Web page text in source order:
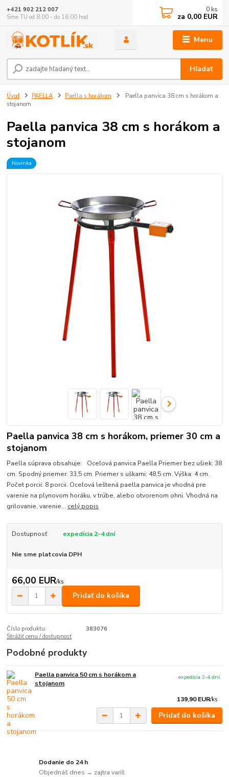
Menu
Hľadať
+421 902 212 007
Sme TU od 8:00 - do 16:00 hod
0 ks
za 0,00 EUR
Úvod PAELLA Paella s horákom
Paella panvica 38 cm s horákom a
stojanom
Paella panvica 38 cm s horákom a
stojanom
Novinka
Paella panvica 38 cm s horákom, priemer 30 cm a
stojanom
Paella súprava obsahuje: Oceľová panvica Paella Priemer bez ušiek: 38
cm. Spodný priemer: 33,5 cm. Priemer s uškami: 48,5 cm. Výška: 4 cm.
Počet porcii: 8 porcii. Oceľová leštená paella panvica je vhodná pre
varenie na plynovom horáku, v trúbe, alebo otvorenom ohni. Vhodná na
grilovanie, varenie... celý popis
Dostupnosť expedícia 2-4 dní
Nie sme platcovia DPH
66,00 EUR/ks
Pridať do košíka
Číslo produktu:
383076
Strážiť cenu / dostupnosť
Podobné produkty
Paella panvica 50 cm s horákom a
stojanom
139,90 EUR/ks
expedícia 2-4 dní
Pridať do košíka
Dodanie do 24 h
Objednáš dnes → zajtra varíš